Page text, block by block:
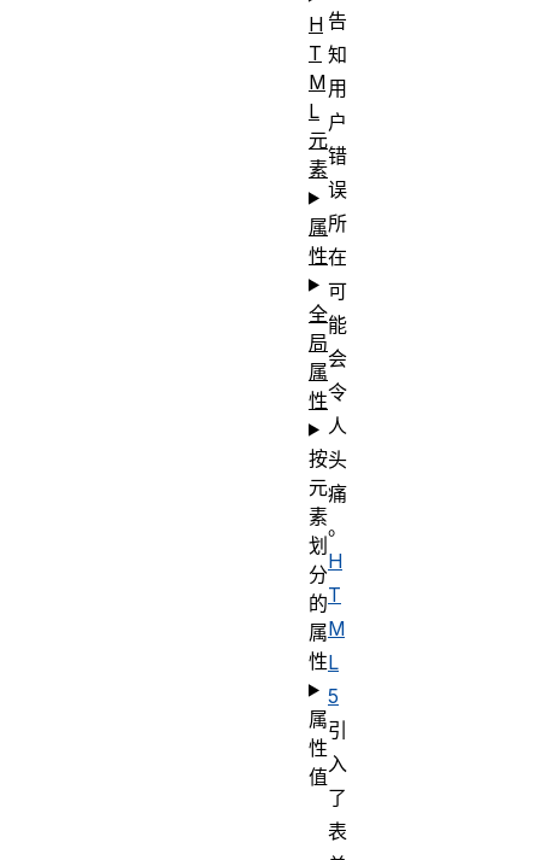
告
知
用
户
错
误
所
在
可
能
会
令
人
头
痛
。
H
T
M
L
5
引
入
了
表
H
T
M
L
元
素
属
性
全
局
属
性
按
元
素
划
分
的
属
性
属
性
值